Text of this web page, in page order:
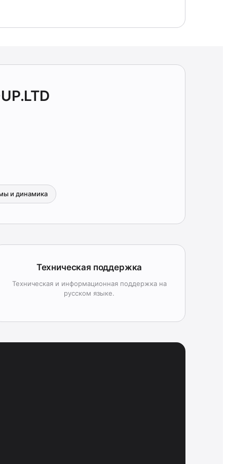
и динамика
Техническая поддержка
Техническая и информационная поддержка на
русском языке.